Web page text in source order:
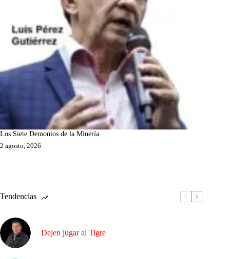
Los Siete Demonios de la Minería
2 agosto, 2026
Tendencias
Dejen jugar al Tigre